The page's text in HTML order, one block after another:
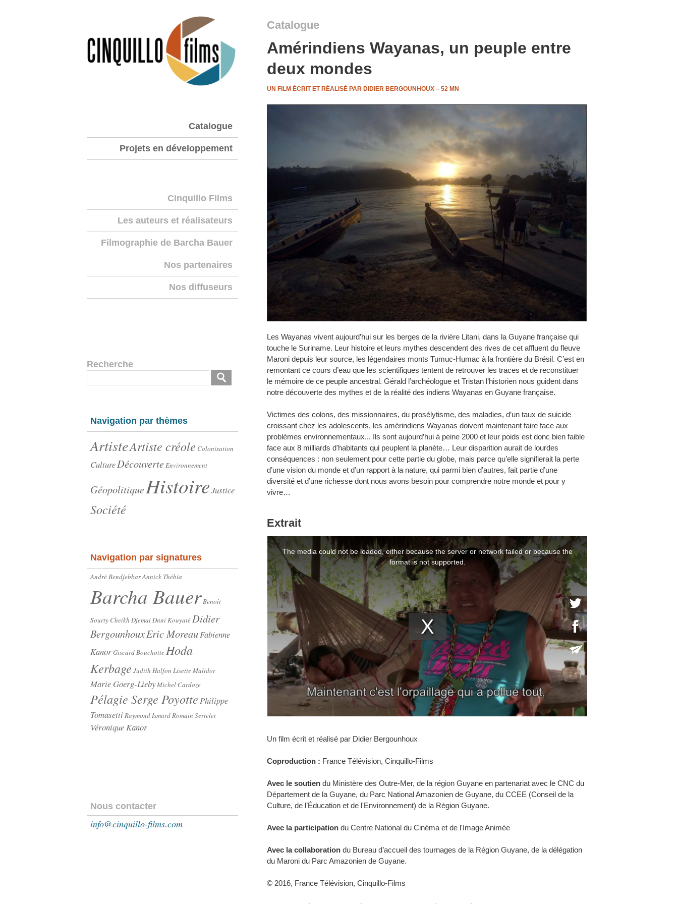
Catalogue
Projets en développement
Cinquillo Films
Les auteurs et réalisateurs
Filmographie de Barcha Bauer
Nos partenaires
Nos diffuseurs
Recherche
Navigation par thèmes
ArtisteArtiste créole Colonisation
CultureDécouverteEnvironnement
GéopolitiqueHistoireJustice
Société
Navigation par signatures
André BendjebbarAnnick Thébia
Barcha BauerBenoît
Sourty Cheikh DjemaiDani KouyatéDidier
BergounhouxEric MoreauFabienne
KanorGiscard BouchotteHoda
Kerbage Judith Halfon Lisette Malidor
Marie Goerg-LiebyMichel Cardoze
Pélagie Serge PoyottePhilippe
TomasettiRaymond IsmardRomain Sertelet
Véronique Kanor
Nous contacter
info@cinquillo-films.com
Catalogue
Amérindiens Wayanas, un peuple entre
deux mondes
UN FILM ÉCRIT ET RÉALISÉ PAR DIDIER BERGOUNHOUX – 52 MN
Les Wayanas vivent aujourd’hui sur les berges de la rivière Litani, dans la Guyane française qui
touche le Suriname. Leur histoire et leurs mythes descendent des rives de cet affluent du fleuve
Maroni depuis leur source, les légendaires monts Tumuc-Humac à la frontière du Brésil. C’est en
remontant ce cours d’eau que les scientifiques tentent de retrouver les traces et de reconstituer
le mémoire de ce peuple ancestral. Gérald l’archéologue et Tristan l’historien nous guident dans
notre découverte des mythes et de la réalité des indiens Wayanas en Guyane française.
Victimes des colons, des missionnaires, du prosélytisme, des maladies, d’un taux de suicide
croissant chez les adolescents, les amérindiens Wayanas doivent maintenant faire face aux
problèmes environnementaux... Ils sont aujourd’hui à peine 2000 et leur poids est donc bien faible
face aux 8 milliards d'habitants qui peuplent la planète… Leur disparition aurait de lourdes
conséquences : non seulement pour cette partie du globe, mais parce qu’elle signifierait la perte
d’une vision du monde et d’un rapport à la nature, qui parmi bien d’autres, fait partie d’une
diversité et d’une richesse dont nous avons besoin pour comprendre notre monde et pour y
vivre…
Extrait
Un film écrit et réalisé par Didier Bergounhoux
Coproduction : France Télévision, Cinquillo-Films
Avec le soutien du Ministère des Outre-Mer, de la région Guyane en partenariat avec le CNC du
Département de la Guyane, du Parc National Amazonien de Guyane, du CCEE (Conseil de la
Culture, de l’Éducation et de l'Environnement) de la Région Guyane.
Avec la participation du Centre National du Cinéma et de l'Image Animée
Avec la collaboration du Bureau d’accueil des tournages de la Région Guyane, de la délégation
du Maroni du Parc Amazonien de Guyane.
© 2016, France Télévision, Cinquillo-Films